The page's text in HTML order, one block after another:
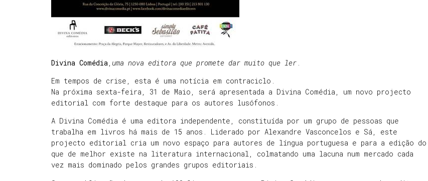
Divina Comédia uma nova editora que promete dar muito que ler
Em tempos de crise, esta é uma notícia em contraciclo.
Na próxima sexta-feira, 31 de Maio, será apresentada a Divina Comédia, um novo projecto
editorial com forte destaque para os autores lusófonos.
A Divina Comédia é uma editora independente, constituída por um grupo de pessoas que
trabalha em livros há mais de 15 anos. Liderado por Alexandre Vasconcelos e Sá, este
projecto editorial cria um novo espaço para autores de língua portuguesa e para a edição do
que de melhor existe na literatura internacional, colmatando uma lacuna num mercado cada
vez mais dominado pelos grandes grupos editoriais.